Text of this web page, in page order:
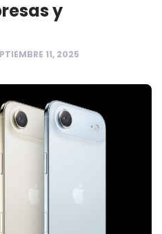
y
11, 2025